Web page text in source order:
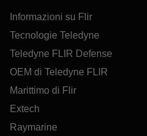
Informazioni su Flir
Tecnologie Teledyne
Teledyne FLIR Defense
OEM di Teledyne FLIR
Marittimo di Flir
Extech
Raymarine